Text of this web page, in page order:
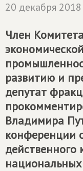
20 декабря 2018
Член
развитию и
депутат
Владимира
конференции
действенного